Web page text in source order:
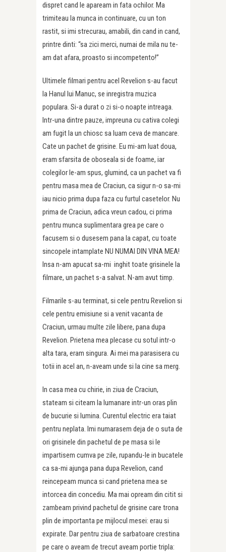
dispret cand le apaream in fata ochilor. Ma
trimiteau la munca in continuare, cu un ton
rastit, si imi strecurau, amabili, din cand in cand,
printre dinti: “sa zici merci, numai de mila nu te-
am dat afara, proasto si incompetento!”
Ultimele filmari pentru acel Revelion s-au facut
la Hanul lui Manuc, se inregistra muzica
populara. Si-a durat o zi si-o noapte intreaga.
Intr-una dintre pauze, impreuna cu cativa colegi
am fugit la un chiosc sa luam ceva de mancare.
Cate un pachet de grisine. Eu mi-am luat doua,
eram sfarsita de oboseala si de foame, iar
colegilor le-am spus, glumind, ca un pachet va fi
pentru masa mea de Craciun, ca sigur n-o sa-mi
iau nicio prima dupa faza cu furtul casetelor. Nu
prima de Craciun, adica vreun cadou, ci prima
pentru munca suplimentara grea pe care o
facusem si o dusesem pana la capat, cu toate
sincopele intamplate NU NUMAI DIN VINA MEA!
Insa n-am apucat sa-mi inghit toate grisinele la
filmare, un pachet s-a salvat. N-am avut timp.
Filmarile s-au terminat, si cele pentru Revelion si
cele pentru emisiune si a venit vacanta de
Craciun, urmau multe zile libere, pana dupa
Revelion. Prietena mea plecase cu sotul intr-o
alta tara, eram singura. Ai mei ma parasisera cu
totii in acel an, n-aveam unde si la cine sa merg.
In casa mea cu chirie, in ziua de Craciun,
stateam si citeam la lumanare intr-un oras plin
de bucurie si lumina. Curentul electric era taiat
pentru neplata. Imi numarasem deja de o suta de
ori grisinele din pachetul de pe masa si le
impartisem cumva pe zile, rupandu-le in bucatele
ca sa-mi ajunga pana dupa Revelion, cand
reincepeam munca si cand prietena mea se
intorcea din concediu. Ma mai opream din citit si
zambeam privind pachetul de grisine care trona
plin de importanta pe mijlocul mesei: erau si
expirate. Dar pentru ziua de sarbatoare crestina
pe care o aveam de trecut aveam portie tripla: